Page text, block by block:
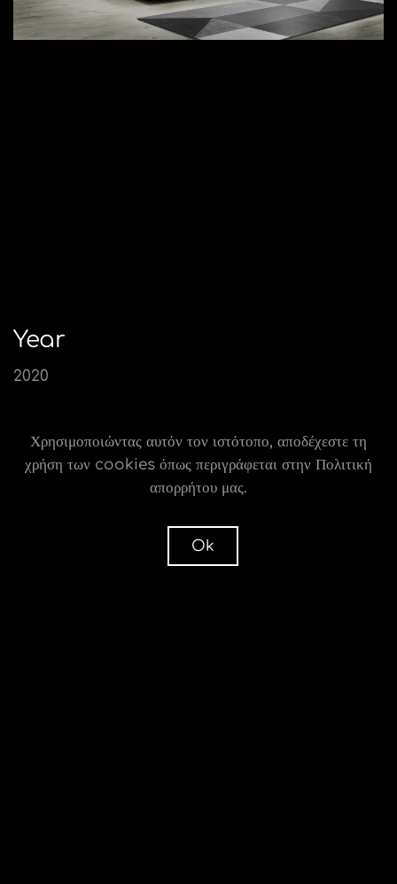
Year
2020
Η κλασική επιλογή
Χρησιμοποιώντας αυτόν τον ιστότοπο, αποδέχεστε τη
χρήση των cookies όπως περιγράφεται στην Πολιτική
απορρήτου μας.
Ok